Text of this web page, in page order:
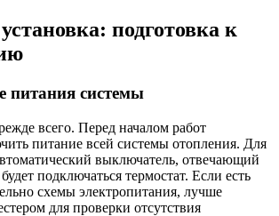
подготовка к
питания системы
всего. Перед началом работ
питание всей системы отопления. Для
выключатель, отвечающий
подключаться термостат. Если есть
схемы электропитания, лучше
для проверки отсутствия